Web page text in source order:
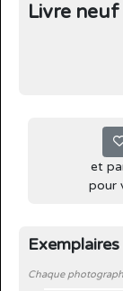
Livre
et
pour
Chaque